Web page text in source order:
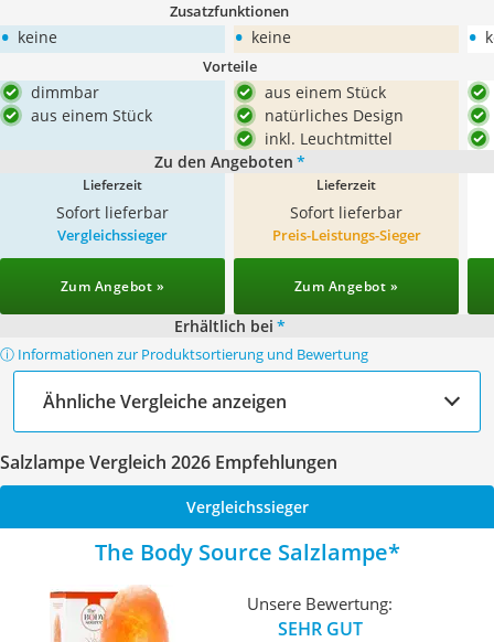
Zusatzfunktionen
• keine • keine •
Vorteile
dimmbar
aus einem Stück
aus einem Stück
natürliches Design
inkl. Leuchtmittel
Zu den Angeboten *
Lieferzeit
Sofort lieferbar
Lieferzeit
Sofort lieferbar
Vergleichssieger
Zum Angebot »
Preis-Leistungs-Sieger
Zum Angebot »
Erhältlich bei *
ⓘ Informationen zur Produktsortierung und Bewertung
Ähnliche Vergleiche anzeigen
Salzlampe Vergleich 2026 Empfehlungen
Vergleichssieger
The Body Source Salzlampe
Unsere Bewertung:
SEHR GUT